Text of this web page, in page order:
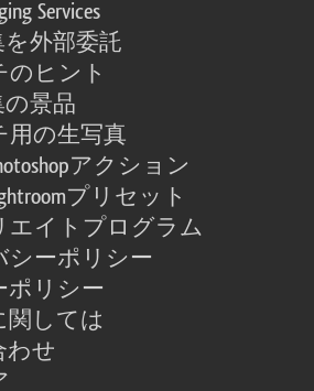
Services
外部委託
のヒント
の景品
用の生写真
アクション
プリセット
エイトプログラム
シーポリシー
ポリシー
関しては
わせ